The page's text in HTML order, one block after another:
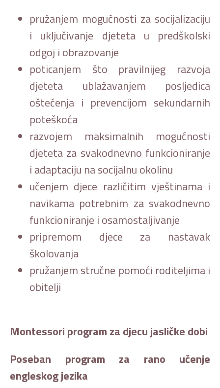
pružanjem mogućnosti za socijalizaciju
i uključivanje djeteta u predškolski
odgoj i obrazovanje
poticanjem što pravilnijeg razvoja
djeteta ublažavanjem posljedica
oštećenja i prevencijom sekundarnih
poteškoća
razvojem maksimalnih mogućnosti
djeteta za svakodnevno funkcioniranje
i adaptaciju na socijalnu okolinu
učenjem djece različitim vještinama i
navikama potrebnim za svakodnevno
funkcioniranje i osamostaljivanje
pripremom djece za nastavak
školovanja
pružanjem stručne pomoći roditeljima i
obitelji
Montessori program za djecu jasličke dobi
Poseban program za rano učenje
engleskog jezika